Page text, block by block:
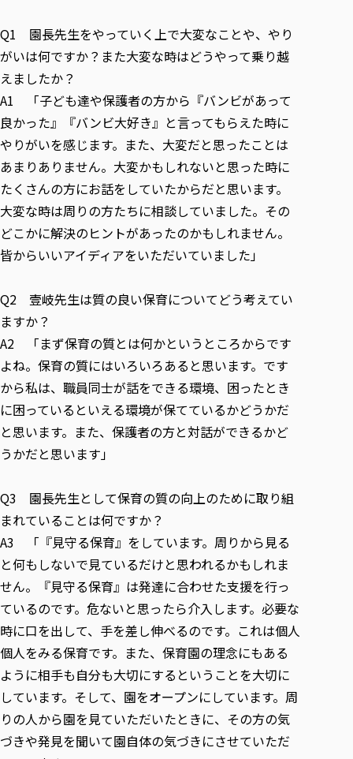
Q1 園長先生をやっていく上で大変なことや、やり
がいは何ですか？また大変な時はどうやって乗り越
えましたか？
A1 「子ども達や保護者の方から『バンビがあって
良かった』『バンビ大好き』と言ってもらえた時に
やりがいを感じます。また、大変だと思ったことは
あまりありません。大変かもしれないと思った時に
たくさんの方にお話をしていたからだと思います。
大変な時は周りの方たちに相談していました。その
どこかに解決のヒントがあったのかもしれません。
皆からいいアイディアをいただいていました」
Q2 壹岐先生は質の良い保育についてどう考えてい
ますか？
A2 「まず保育の質とは何かというところからです
よね。保育の質にはいろいろあると思います。です
から私は、職員同士が話をできる環境、困ったとき
に困っているといえる環境が保てているかどうかだ
と思います。また、保護者の方と対話ができるかど
うかだと思います」
Q3 園長先生として保育の質の向上のために取り組
まれていることは何ですか？
A3 「『見守る保育』をしています。周りから見る
と何もしないで見ているだけと思われるかもしれま
せん。『見守る保育』は発達に合わせた支援を行っ
ているのです。危ないと思ったら介入します。必要な
時に口を出して、手を差し伸べるのです。これは個人
個人をみる保育です。また、保育園の理念にもある
ように相手も自分も大切にするということを大切に
しています。そして、園をオープンにしています。周
りの人から園を見ていただいたときに、その方の気
づきや発見を聞いて園自体の気づきにさせていただ